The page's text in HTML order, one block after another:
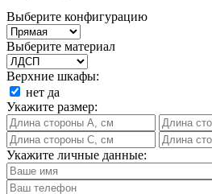
Выберите конфигурацию
Выберите материал
Верхние шкафы:
нет да
Укажите размер:
Укажите личные данные: